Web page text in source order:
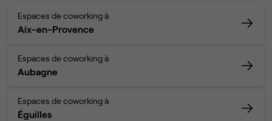
Espaces de coworking à
Aix-en-Provence
Espaces de coworking à
Aubagne
Espaces de coworking à
Éguilles